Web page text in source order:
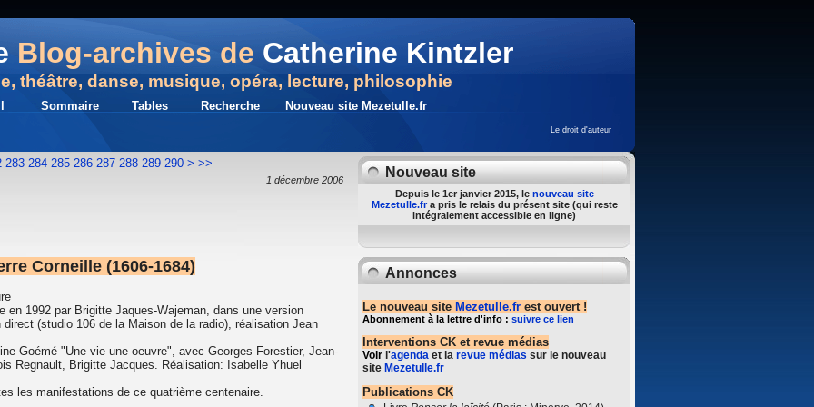
Blog-archives de Catherine Kintzler
théâtre, danse, musique, opéra, lecture, philosophie
Sommaire Tables Recherche Nouveau site Mezetulle.fr
Le droit d'auteur
283 284 285 286 287 288 289 290 300
> >>
1 décembre 2006
Corneille (1606-1684)
en 1992 par Brigitte Jaques-Wajeman, dans une version
(studio 106 de la Maison de la radio), réalisation Jean
Goémé "Une vie une oeuvre", avec Georges Forestier, Jean-
Regnault, Brigitte Jacques. Réalisation: Isabelle Yhuel
les manifestations de ce quatrième centenaire.
Nouveau site
Depuis le 1er janvier 2015, le nouveau site
Mezetulle.fra pris le relais du présent site (qui reste
intégralement accessible en ligne)
Annonces
Le nouveau site Mezetulle.fr est ouvert !
Abonnement à la lettre d'info : suivre ce lien
Interventions CK et revue médias
Voir l'agenda et la revue médias sur le nouveau
site Mezetulle.fr
Publications CK